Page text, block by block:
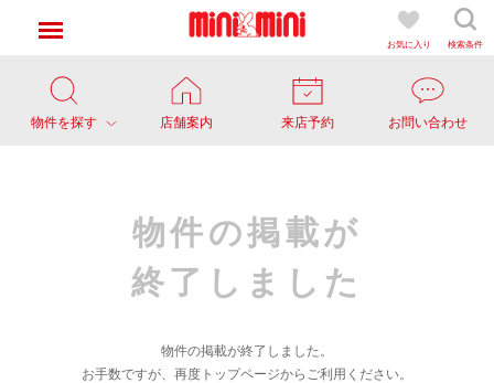
お気に入り 検索条件
物件を探す 店舗案内 来店予約 お問い合わせ
物件の掲載が
終了しました
物件の掲載が終了しました。
お手数ですが、再度トップページからご利用ください。